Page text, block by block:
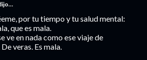
por tu tiempo y tu salud mental:
que es mala.
ve en nada como ese viaje de
veras. Es mala.